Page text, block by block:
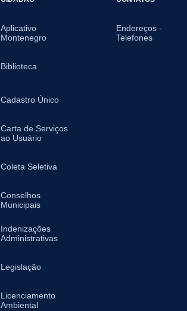
Aplicativo
Montenegro
Biblioteca
Cadastro Único
Carta de Serviços
ao Usuário
Coleta Seletiva
Conselhos
Municipais
Indenizações
Administrativas
Legislação
Licenciamento
Ambiental
Endereços -
Telefones